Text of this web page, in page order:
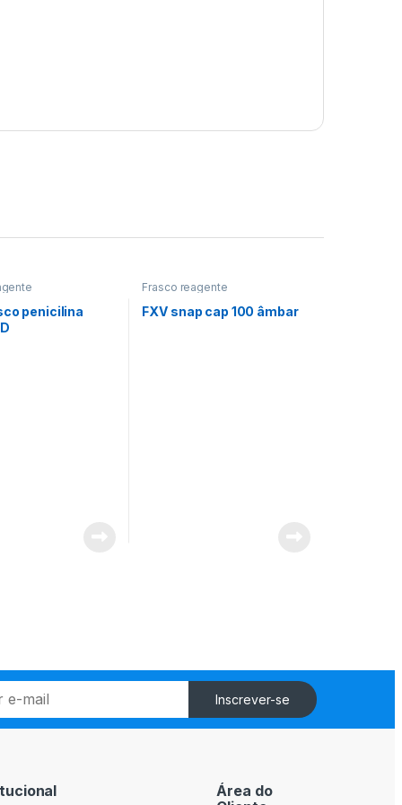
penicilina
Frasco reagente
FXV snap cap 100 âmbar
Inscrever-se
Área do